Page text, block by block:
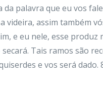
palavra que eu vos
videira, assim também
e eu nele, esse
Tais ramos são
e vos será dado.